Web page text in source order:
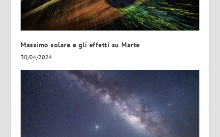
Massimo solare e gli effetti su Marte
30/04/2024